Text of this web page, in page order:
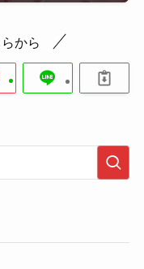
から